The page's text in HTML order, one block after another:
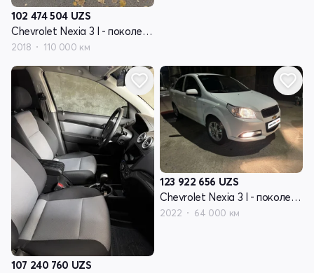
102 474 504 UZS
Chevrolet Nexia 3 I - поколение
2018 110 000 км
107 240 760 UZS
123 922 656 UZS
Chevrolet Nexia 3 I - поколение
2022 64 000 км